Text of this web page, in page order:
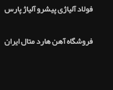
فولاد آلیاژی پیشرو آلیاژ پارس
فروشگاه آهن هارد متال ایران